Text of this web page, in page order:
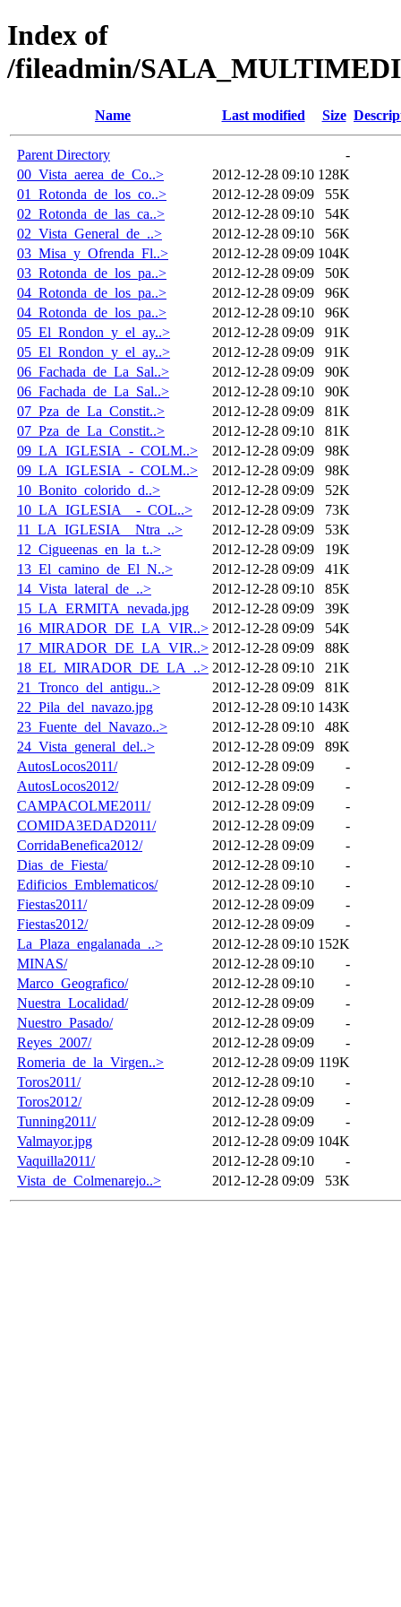
Index of
/fileadmin/
Name Last modified Size
Parent Directory
-
00_Vista_aerea_de_Co..>
2012-12-28 09:10 128K
01_Rotonda_de_los_co..>
2012-12-28 09:09
55K
02_Rotonda_de_las_ca..>
2012-12-28 09:10
54K
02_Vista_General_de_..>
2012-12-28 09:10
56K
03_Misa_y_Ofrenda_Fl..>
2012-12-28 09:09 104K
03_Rotonda_de_los_pa..>
2012-12-28 09:09
50K
04_Rotonda_de_los_pa..>
2012-12-28 09:09
96K
04_Rotonda_de_los_pa..>
2012-12-28 09:10
96K
05_El_Rondon_y_el_ay..>
2012-12-28 09:09
91K
05_El_Rondon_y_el_ay..>
2012-12-28 09:09
91K
06_Fachada_de_La_Sal..>
2012-12-28 09:09
90K
06_Fachada_de_La_Sal..>
2012-12-28 09:10
90K
07_Pza_de_La_Constit..>
2012-12-28 09:09
81K
07_Pza_de_La_Constit..>
2012-12-28 09:10
81K
09_LA_IGLESIA_-_COLM..>
2012-12-28 09:09
98K
09_LA_IGLESIA_-_COLM..>
2012-12-28 09:09
98K
10_Bonito_colorido_d..>
2012-12-28 09:09
52K
10_LA_IGLESIA__-_COL..>
2012-12-28 09:09
73K
11_LA_IGLESIA__Ntra_..>
2012-12-28 09:09
53K
12_Cigueenas_en_la_t..>
2012-12-28 09:09
19K
13_El_camino_de_El_N..>
2012-12-28 09:09
41K
14_Vista_lateral_de_..>
2012-12-28 09:10
85K
15_LA_ERMITA_nevada.jpg
2012-12-28 09:09
39K
16_MIRADOR_DE_LA_VIR..> 2012-12-28 09:09
54K
17_MIRADOR_DE_LA_VIR..> 2012-12-28 09:09
88K
18_EL_MIRADOR_DE_LA_..> 2012-12-28 09:10
21K
21_Tronco_del_antigu..>
2012-12-28 09:09
81K
22_Pila_del_navazo.jpg
2012-12-28 09:10 143K
23_Fuente_del_Navazo..>
2012-12-28 09:10
48K
24_Vista_general_del..>
2012-12-28 09:09
89K
AutosLocos2011/
2012-12-28 09:09
-
AutosLocos2012/
2012-12-28 09:09
-
CAMPACOLME2011/
2012-12-28 09:09
-
COMIDA3EDAD2011/
2012-12-28 09:09
-
CorridaBenefica2012/
2012-12-28 09:09
-
Dias_de_Fiesta/
2012-12-28 09:10
-
Edificios_Emblematicos/
2012-12-28 09:10
-
Fiestas2011/
2012-12-28 09:09
-
Fiestas2012/
2012-12-28 09:09
-
La_Plaza_engalanada_..>
2012-12-28 09:10 152K
MINAS/
2012-12-28 09:10
-
Marco_Geografico/
2012-12-28 09:10
-
Nuestra_Localidad/
2012-12-28 09:09
-
Nuestro_Pasado/
2012-12-28 09:09
-
Reyes_2007/
2012-12-28 09:09
-
Romeria_de_la_Virgen..>
2012-12-28 09:09 119K
Toros2011/
2012-12-28 09:10
-
Toros2012/
2012-12-28 09:09
-
Tunning2011/
2012-12-28 09:09
-
Valmayor.jpg
2012-12-28 09:09 104K
Vaquilla2011/
2012-12-28 09:10
-
Vista_de_Colmenarejo..>
2012-12-28 09:09 53K